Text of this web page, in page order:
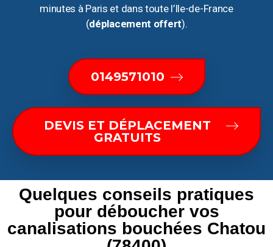
minutes à Paris et dans toute l’Ile-de-France
(déplacement offert).
0149571010
DEVIS ET DÉPLACEMENT
GRATUITS
Quelques conseils pratiques
pour déboucher vos
canalisations bouchées Chatou